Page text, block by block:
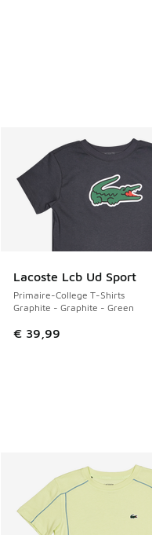
Lacoste Lcb Ud Sport
Primaire-College T-Shirts
Graphite - Graphite - Green
€ 39,99